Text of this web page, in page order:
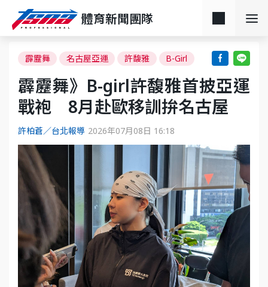
體育新聞團隊
霹靂舞 名古屋亞運 許馥雅 B-Girl
霹靂舞》B-girl許馥雅首披亞運
戰袍 8月赴歐移訓拚名古屋
許柏蒼／台北報導 2026年07月08日 16:18